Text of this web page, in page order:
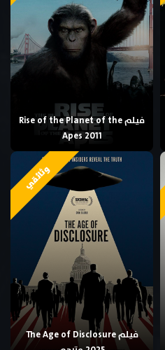
فيلم Rise of the Planet of the
Apes 2011
وثائقي
فيلم The Age of Disclosure